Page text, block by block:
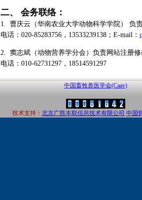
二、 会务联络：
1. 曹庆云（华南农业大学动物科学学院） 负
电话：020-85283756，13533239138；E-mail：
2. 窦志斌（动物营养学分会）负责网站注册修
电话：010-62731297，18514591297
中国畜牧兽医学会(Caav)
技术支持： 北京广胜丰联信息技术有限公司 中国